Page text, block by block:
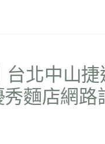
北中山捷
麵店網路